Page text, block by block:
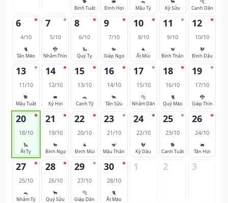
🐕
Bính Tuất
🐖
Đinh Hợi
🐀
Mậu Tý
🐂
Kỷ Sửu
🐅
Canh Dần
6
4/10
🐈
Tân Mão
7
5/10
🐉
Nhâm Thìn
8
6/10
🐍
Quý Tỵ
9
7/10
🐎
Giáp Ngọ
10
8/10
🐐
Ất Mùi
11
9/10
🐒
Bính Thân
12
10/10
🐓
Đinh Dậu
13
11/10
🐕
Mậu Tuất
14
12/10
🐖
Kỷ Hợi
15
13/10
🐀
Canh Tý
16
14/10
🐂
Tân Sửu
17
15/10
🐅
Nhâm Dần
18
16/10
🐈
Quý Mão
19
17/10
🐉
Giáp Thìn
20
18/10
🐍
Ất Tỵ
21
19/10
🐎
Bính Ngọ
22
20/10
🐐
Đinh Mùi
23
21/10
🐒
Mậu Thân
24
22/10
🐓
Kỷ Dậu
25
23/10
🐕
Canh Tuất
26
24/10
🐖
Tân Hợi
27
25/10
🐀
Nhâm Tý
28
26/10
🐂
Quý Sửu
29
27/10
🐅
Giáp Dần
30
28/10
🐈
Ất Mão
1 2 3